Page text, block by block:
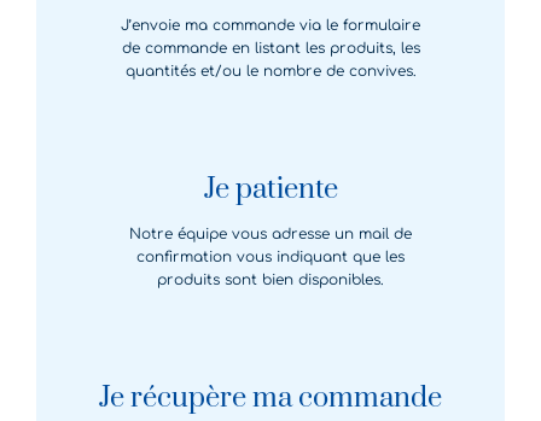
J’envoie ma commande via le formulaire
de commande en listant les produits, les
quantités et/ou le nombre de convives.
Je patiente
Notre équipe vous adresse un mail de
confirmation vous indiquant que les
produits sont bien disponibles.
Je récupère ma commande